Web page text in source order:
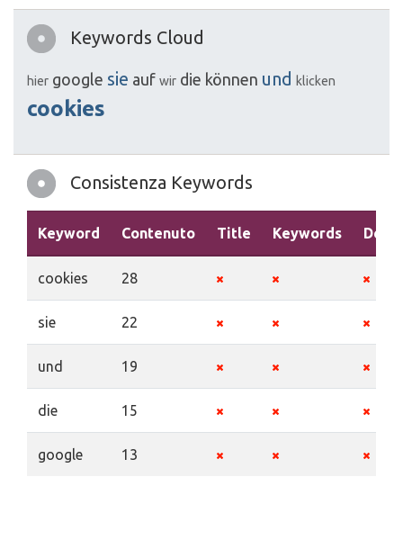
Keywords Cloud
hier google sie auf wir die können und klicken
cookies
Consistenza Keywords
Keyword Contenuto Title Keywords
cookies 28
sie 22
und 19
die 15
google 13